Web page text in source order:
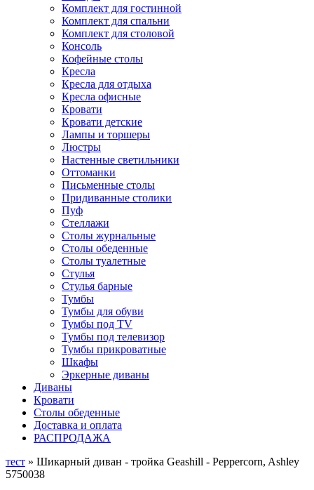
Комплект для гостинной
Комплект для спальни
Комплект для столовой
Консоль
Кофейные столы
Кресла
Кресла для отдыха
Кресла офисные
Кровати
Кровати детские
Лампы и торшеры
Люстры
Настенные светильники
Оттоманки
Письменные столы
Придиванные столики
Пуф
Стеллажи
Столы журнальные
Столы обеденные
Столы туалетные
Стулья
Стулья барные
Тумбы
Тумбы для обуви
Тумбы под TV
Тумбы под телевизор
Тумбы прикроватные
Шкафы
Эркерные диваны
Диваны
Кровати
Столы обеденные
Доставка и оплата
РАСПРОДАЖА
тест » Шикарный диван - тройка Geashill - Peppercorn, Ashley
5750038